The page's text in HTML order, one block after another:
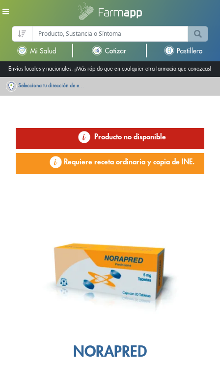
Envíos locales y nacionales. ¡Más rápido que en cualquier otra farmacia que conozcas!
Selecciona tu dirección de entrega
Producto no disponible
Requiere receta ordinaria y copia de INE.
NORAPRED